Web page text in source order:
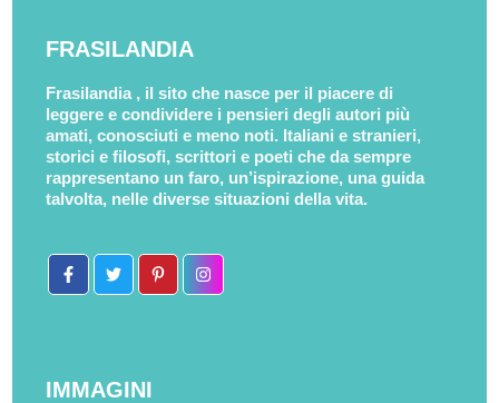
FRASILANDIA
Frasilandia , il sito che nasce per il piacere di
leggere e condividere i pensieri degli autori più
amati, conosciuti e meno noti. Italiani e stranieri,
storici e filosofi, scrittori e poeti che da sempre
rappresentano un faro, un’ispirazione, una guida
talvolta, nelle diverse situazioni della vita.
IMMAGINI